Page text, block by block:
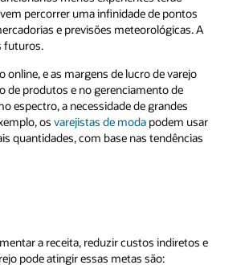
percorrer uma infinidade de pontos
e previsões meteorológicas. A
futuros.
e as margens de lucro de varejo
de produtos e no gerenciamento de
espectro, a necessidade de grandes
osvarejistas de moda podem usar
quantidades, com base nas tendências
a receita, reduzir custos indiretos e
pode atingir essas metas são: